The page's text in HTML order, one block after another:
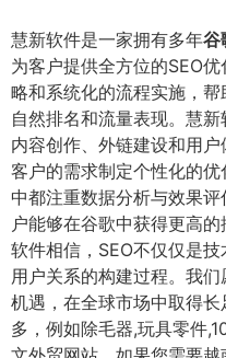
慧新软件是一家拥有多年谷
为客户提供全方位的SEO
略和系统化的流程实施，
自然排名和流量表现。慧新
内容创作、外链建设和用
客户的需求制定个性化的
中都注重数据分析与效果
户能够在谷歌中获得更高
软件相信，SEO不仅仅是
用户关系的构建过程。我
机遇，在全球市场中取得
多，例如除毛器,玩具零件